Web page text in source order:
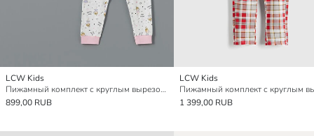
LCW Kids
Пижамный комплект с круглым вырезом и принтом для девочек
899,00 RUB
LCW Kids
1 399,00 RUB